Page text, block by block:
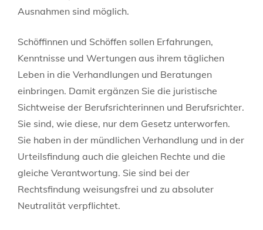
Ausnahmen sind möglich.
Schöffinnen und Schöffen sollen Erfahrungen,
Kenntnisse und Wertungen aus ihrem täglichen
Leben in die Verhandlungen und Beratungen
einbringen. Damit ergänzen Sie die juristische
Sichtweise der Berufsrichterinnen und Berufsrichter.
Sie sind, wie diese, nur dem Gesetz unterworfen.
Sie haben in der mündlichen Verhandlung und in der
Urteilsfindung auch die gleichen Rechte und die
gleiche Verantwortung. Sie sind bei der
Rechtsfindung weisungsfrei und zu absoluter
Neutralität verpflichtet.